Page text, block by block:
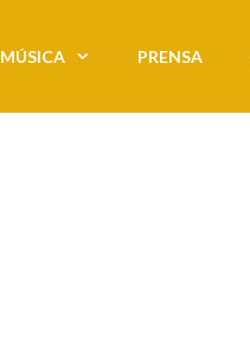
MÚSICA PRENSA